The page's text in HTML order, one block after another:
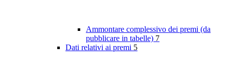
Ammontare complessivo dei premi (da
pubblicare in tabelle) 7
Dati relativi ai premi 5